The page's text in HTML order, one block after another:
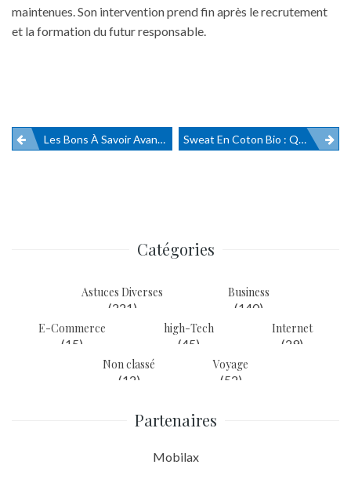
maintenues. Son intervention prend fin après le recrutement
et la formation du futur responsable.
Navigation
Les Bons À Savoir Avant D’acheter Une Propriété Saint Tropez Sweat En Coton Bio : Quelles Sont Ses Qualités ?
Catégories
Astuces Diverses
(221)
Business
(140)
E-Commerce
(15)
high-Tech
(45)
Internet
(29)
Non classé
(12)
Voyage
(52)
Partenaires
Mobilax